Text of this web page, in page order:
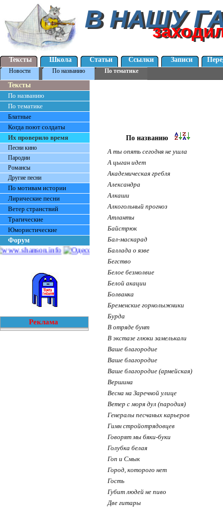
В НАШУ
В НАШУ
Тексты Школа Статьи Ссылки Записи
Новости По названию По тематике
Тексты
По названию
По тематике
Блатные
Когда поют солдаты
Их проверило время
Песни кино
Пародии
Романсы
Другие песни
По мотивам истории
Лирические песни
Ветер странствий
Трагические
Юмористические
Форум
Реклама
По названию
А ты опять сегодня не ушла
А цыган идет
Академическая гребля
Александра
Алкаши
Алкогольный прогноз
Атланты
Байстрюк
Бал-маскарад
Баллада о язве
Бегство
Белое безмолвие
Белой акации
Болванка
Бременские горнолыжники
Бурда
В отряде бунт
В экстазе глюки замелькали
Ваше благородие
Ваше благородие
Ваше благородие (армейская)
Вершина
Весна на Заречной улице
Ветер с моря дул (пародия)
Генералы песчаных карьеров
Гимн стройотрядовцев
Говорят мы бяки-буки
Голубка белая
Гоп и Смык
Город, которого нет
Гость
Губит людей не пиво
Две гитары